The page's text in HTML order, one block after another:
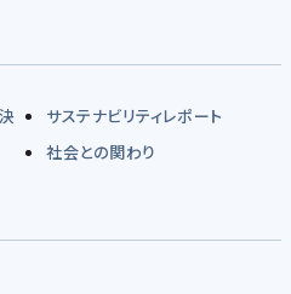
サステナビリティレポート
社会との関わり